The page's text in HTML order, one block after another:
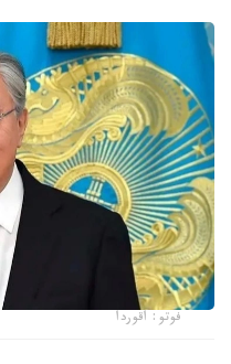
فوتو: اقوردا